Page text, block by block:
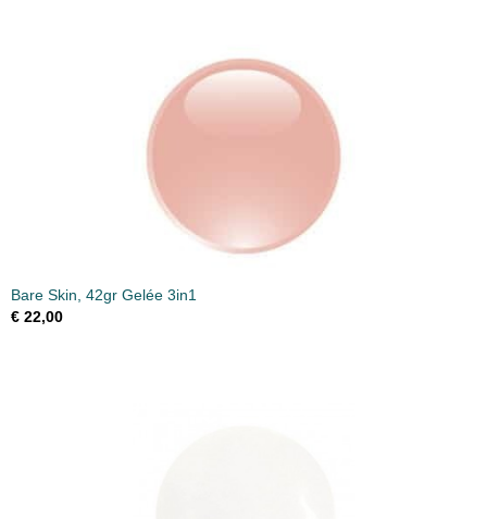
Bare Skin, 42gr Gelée 3in1
€ 22,00